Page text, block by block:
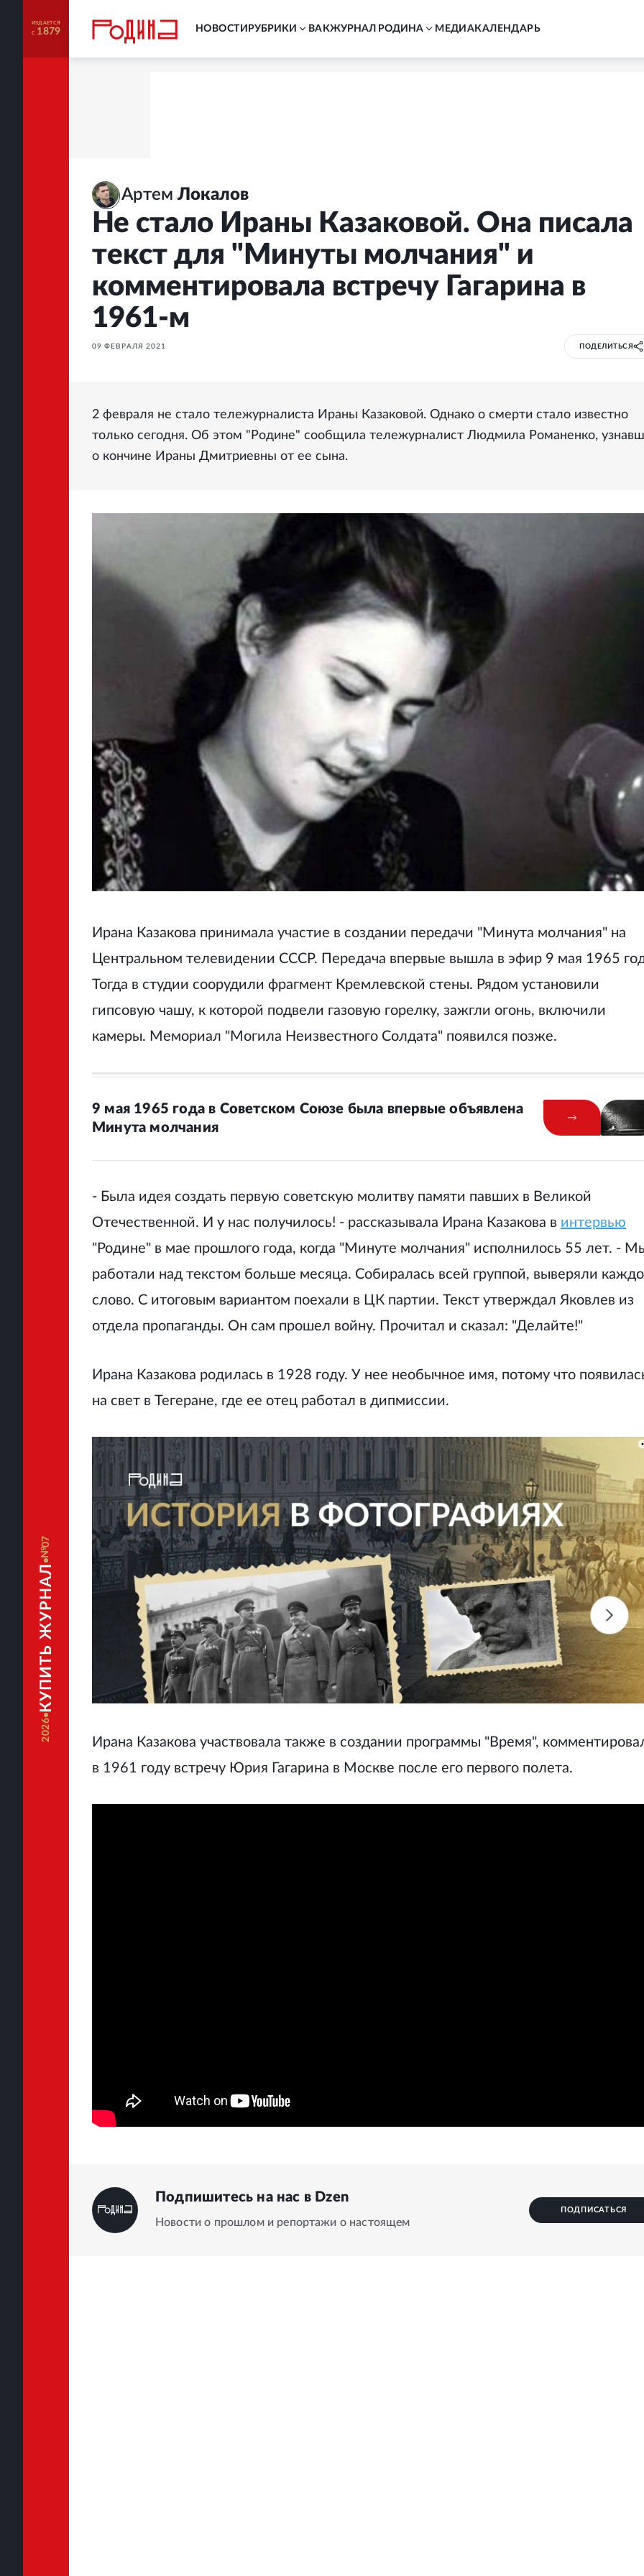
ИЗДАЕТСЯ
С 1879
2026
КУПИТЬ ЖУРНАЛ
07
НОВОСТИ РУБРИКИ ВАКЖУРНАЛ РОДИНА MЕДИА КАЛЕНДАРЬ
Артем Локалов
Не стало Ираны Казаковой. Она писала
текст для "Минуты молчания" и
комментировала встречу Гагарина в
1961-м
09 ФЕВРАЛЯ 2021 ПОДЕЛИТЬСЯ
2 февраля не стало тележурналиста Ираны Казаковой. Однако о смерти стало известно
только сегодня. Об этом "Родине" сообщила тележурналист Людмила Романенко,
о кончине Ираны Дмитриевны от ее сына.
Ирана Казакова принимала участие в создании передачи "Минута молчания" на
Центральном телевидении СССР. Передача впервые вышла в эфир 9 мая 1965
Тогда в студии соорудили фрагмент Кремлевской стены. Рядом установили
гипсовую чашу, к которой подвели газовую горелку, зажгли огонь, включили
камеры. Мемориал "Могила Неизвестного Солдата" появился позже.
9 мая 1965 года в Советском Союзе была впервые объявлена
Минута молчания
- Была идея создать первую советскую молитву памяти павших в Великой
Отечественной. И у нас получилось! - рассказывала Ирана Казакова в интервью
"Родине" в мае прошлого года, когда "Минуте молчания" исполнилось 55 лет. -
работали над текстом больше месяца. Собиралась всей группой, выверяли
слово. С итоговым вариантом поехали в ЦК партии. Текст утверждал Яковлев из
отдела пропаганды. Он сам прошел войну. Прочитал и сказал: "Делайте!"
Ирана Казакова родилась в 1928 году. У нее необычное имя, потому что
на свет в Тегеране, где ее отец работал в дипмиссии.
Ирана Казакова участвовала также в создании программы "Время",
в 1961 году встречу Юрия Гагарина в Москве после его первого полета.
Подпишитесь на нас в Dzen
Новости о прошлом и репортажи о настоящем
ПОДПИСАТЬСЯ